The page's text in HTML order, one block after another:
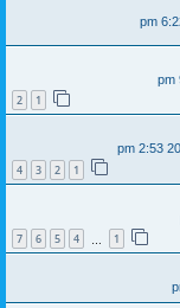
2
2
3
4
4
5
6
7